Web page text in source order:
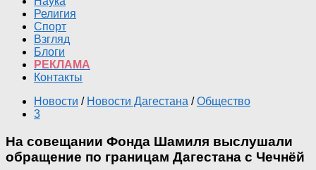
Религия
Спорт
Взгляд
Блоги
РЕКЛАМА
Контакты
Новости / Новости Дагестана / Общество
3
На совещании Фонда Шамиля выслушали
обращение по границам Дагестана с Чечнёй